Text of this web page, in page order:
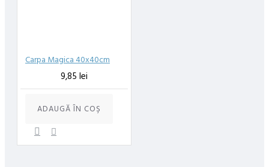
Carpa Magica 40x40cm
9,85 lei
ADAUGĂ ÎN COŞ